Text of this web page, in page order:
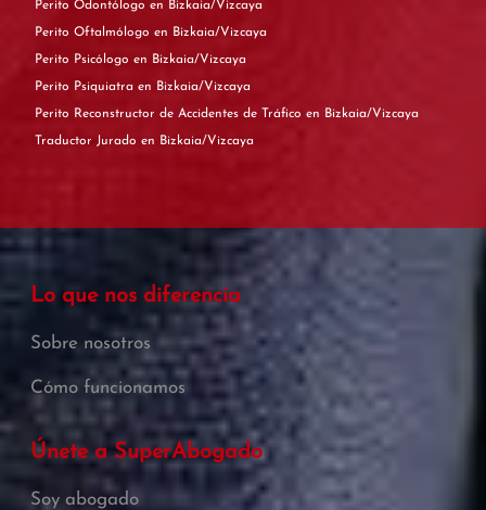
Perito Odontólogo en Bizkaia/Vizcaya
Perito Oftalmólogo en Bizkaia/Vizcaya
Perito Psicólogo en Bizkaia/Vizcaya
Perito Psiquiatra en Bizkaia/Vizcaya
Perito Reconstructor de Accidentes de Tráfico en Bizkaia/Vizcaya
Traductor Jurado en Bizkaia/Vizcaya
Lo que nos diferencia
Sobre nosotros
Cómo funcionamos
Únete a SuperAbogado
Soy abogado